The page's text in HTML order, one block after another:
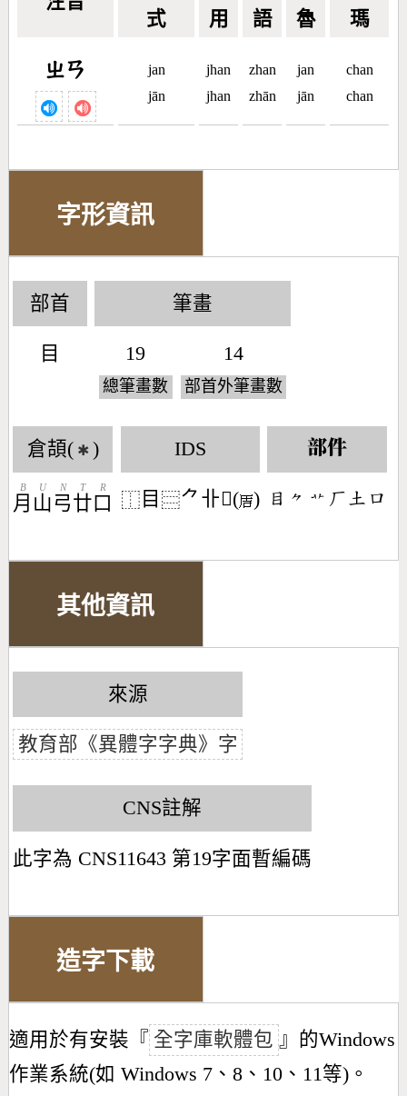
式 用 語 魯 瑪
ㄓㄢ
jan
jān
jhan
jhan
zhan
zhān
jan
jān
chan
chan
字形資訊
部首
目
筆畫
19
總筆畫數
14
部首外筆畫數
倉頡( ✱ )
月
B
山
U
弓
N
廿
T
口
R
IDS
⿰ 目 ⿳⺈卝𪠅( )
部件
󶄩󶀾󶃌󶀕󶁢󶁶
其他資訊
來源
教育部《異體字字典》字
CNS註解
此字為 CNS11643 第19字面暫編碼
造字下載
適用於有安裝『 全字庫軟體包 』的Windows
作業系統(如 Windows 7、8、10、11等)。